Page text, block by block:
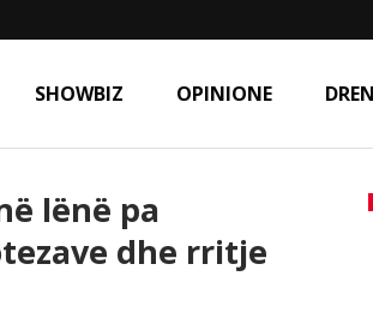
SHOWBIZ OPINIONE
lënë pa
dhe rritje